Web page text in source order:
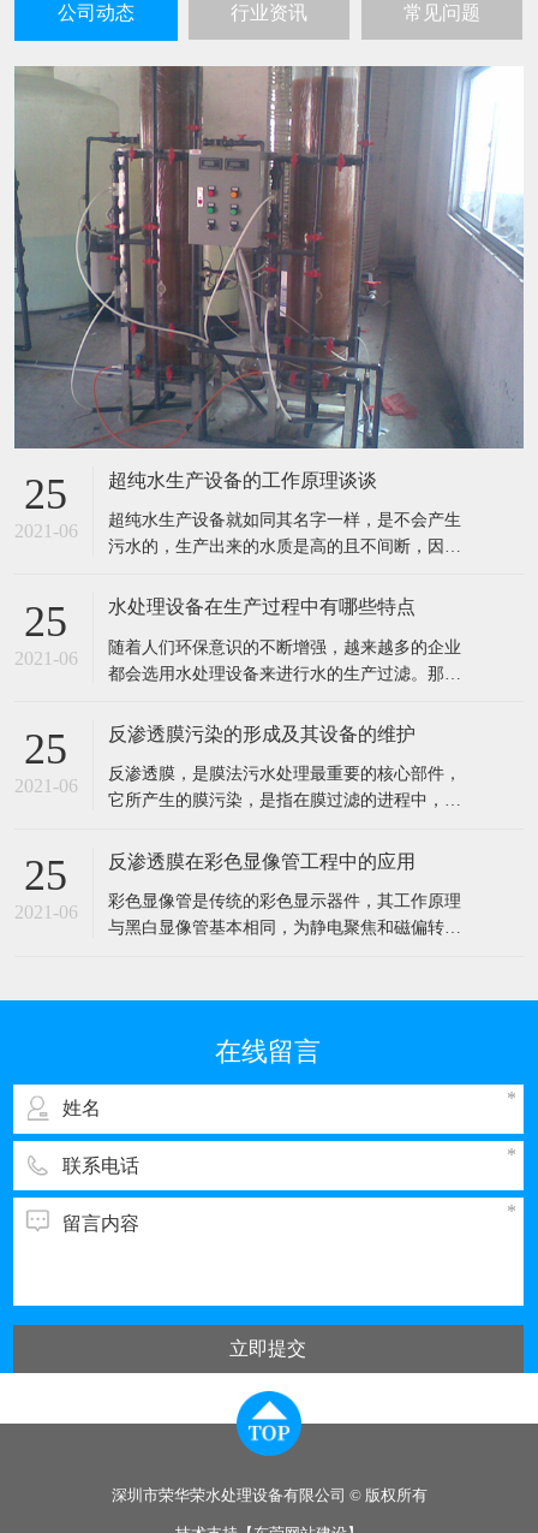
公司动态 行业资讯 常见问题
25
2021-06
超纯水生产设备的工作原理谈谈
超纯水生产设备就如同其名字一样，是不会产生
污水的，生产出来的水质是高的且不间断，因此
要也是用在水处理和电子工业以及实验室呀等行
产设备的工作过程通过交换羟基离子或氢氧根离
子去除不想要的离子，然后将这些
25
2021-06
水处理设备在生产过程中有哪些特点
随着人们环保意识的不断增强，越来越多的企业
都会选用水处理设备来进行水的生产过滤。那
出水水质好。 2、工业食品超纯水设备多采用多
预处理，能有效去除原水中的悬浮物、胶体、泥
沙、异味等杂质，处理后的水能能
25
2021-06
反渗透膜污染的形成及其设备的维护
反渗透膜，是膜法污水处理最重要的核心部件，
它所产生的膜污染，是指在膜过滤的进程中，水
让膜孔径变小或者是阻塞。反渗透膜作为深圳反
的要素、损害。 1、反渗透体系污染 反渗透体系
的污染通常指体系进水中所含的无
25
2021-06
反渗透膜在彩色显像管工程中的应用
彩色显像管是传统的彩色显示器件，其工作原理
与黑白显像管基本相同，为静电聚焦和磁偏转方
我国排污的大户之一。与电子工业其它领域一
水，而经过彩管制造车间使用的纯水，排出时都
在线留言
立即提交
深圳市荣华荣水处理设备有限公司 © 版权所有